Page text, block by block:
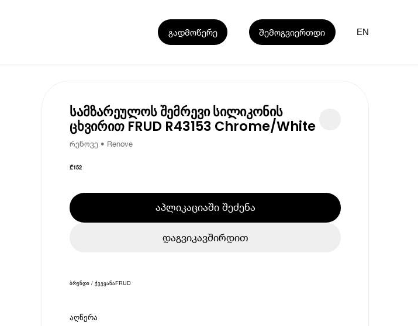
გადმოწერე შემოგვიერთდი EN
სამზარეულოს შემრევი სილიკონის
ცხვირით FRUD R43153 Chrome/White
რენოვე • Renove
₾152
აპლიკაციაში შეძენა
დაგვიკავშირდით
ბრენდი / ქვეყანაFRUD
აღწერა